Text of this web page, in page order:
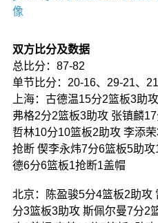
像
双方比分及数据
总比分：87-82
单节比分：20-16、29-21、
上海：古德温15分2篮板3助
弗格2分2篮板3助攻 张镇麟
哲林10分10篮板2助攻 李添
抢断 偰李永炜7分6篮板5助
德6分6篮板1抢断1盖帽
北京：陈盈骏5分4篮板2助攻
分3篮板3助攻 斯佩尔曼7分2